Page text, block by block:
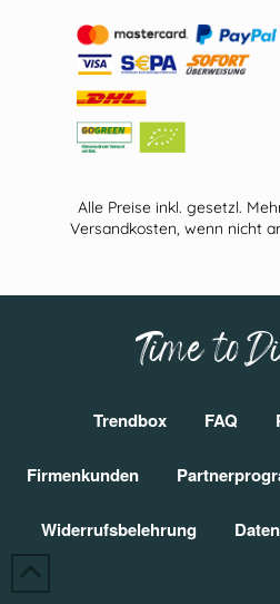
Alle Preise inkl. gesetzl.
Versandkosten, wenn nicht
Time to
Trendbox FAQ
Firmenkunden
Widerrufsbelehrung